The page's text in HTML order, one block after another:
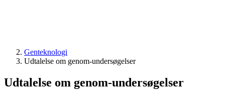
Genteknologi
Udtalelse om genom-undersøgelser
Udtalelse om genom-undersøgelser